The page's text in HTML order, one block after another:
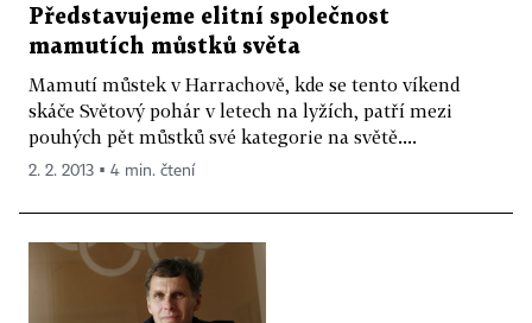
Představujeme elitní společnost
mamutích můstků světa
Mamutí můstek v Harrachově, kde se tento víkend
skáče Světový pohár v letech na lyžích, patří mezi
pouhých pět můstků své kategorie na světě....
2. 2. 2013 ▪ 4 min. čtení